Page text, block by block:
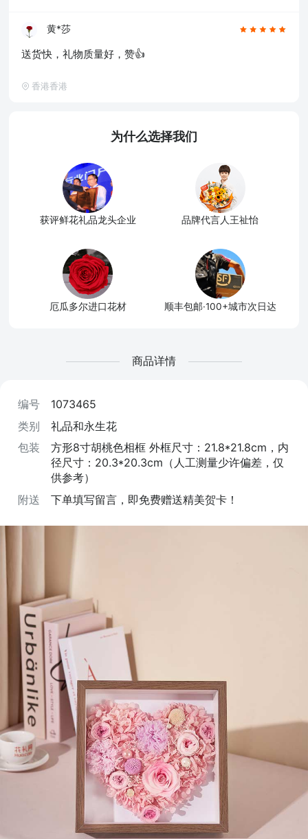
黄*莎
送货快，礼物质量好，赞👍
香港香港
为什么选择我们
获评鲜花礼品龙头企业 品牌代言人王祉怡
厄瓜多尔进口花材 顺丰包邮·100+城市次日达
商品详情
编号
1073465
类别
礼品和永生花
包装
方形8寸胡桃色相框 外框尺寸：21.8*21.8cm，内
径尺寸：20.3*20.3cm（人工测量少许偏差，仅
供参考）
附送
下单填写留言，即免费赠送精美贺卡！